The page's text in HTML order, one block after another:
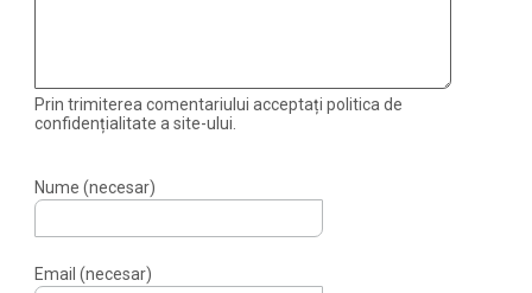
Prin trimiterea comentariului acceptați politica de
confidențialitate a site-ului.
Nume (necesar)
Email (necesar)